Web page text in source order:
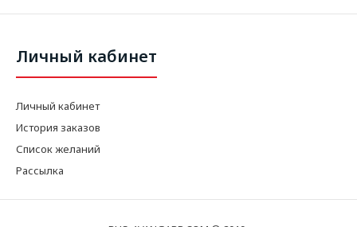
Личный кабинет
Личный кабинет
История заказов
Список желаний
Рассылка